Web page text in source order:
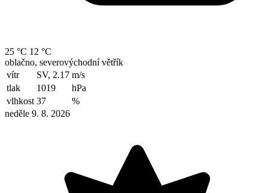
25 °C 12 °C
oblačno, severovýchodní větřík
vítr
SV, 2.17 m/s
tlak
1019
hPa
vlhkost 37
%
neděle 9. 8. 2026